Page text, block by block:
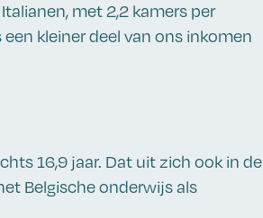
met 2,2 kamers per
kleiner deel van ons inkomen
16,9 jaar. Dat uit zich ook in de
Belgische onderwijs als